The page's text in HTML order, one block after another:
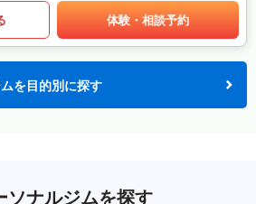
体験・相談予約
を目的別に探す
ソナルジムを探す